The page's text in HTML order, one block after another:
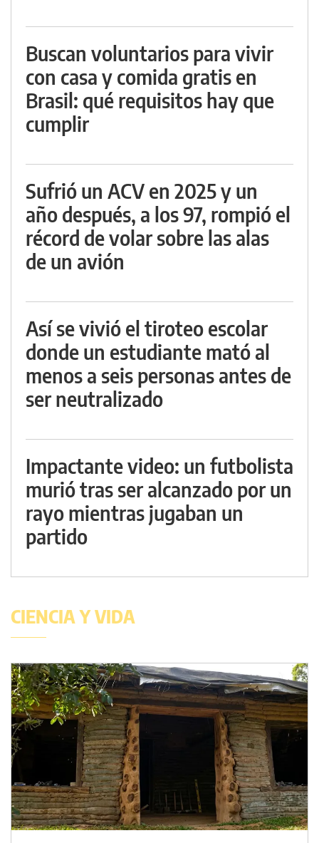
Buscan voluntarios para vivir
con casa y comida gratis en
Brasil: qué requisitos hay que
cumplir
Sufrió un ACV en 2025 y un
año después, a los 97, rompió el
récord de volar sobre las alas
de un avión
Así se vivió el tiroteo escolar
donde un estudiante mató al
menos a seis personas antes de
ser neutralizado
Impactante video: un futbolista
murió tras ser alcanzado por un
rayo mientras jugaban un
partido
CIENCIA Y VIDA